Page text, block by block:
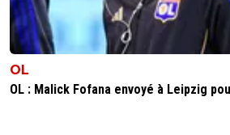
OL
OL : Malick Fofana envoyé à Leipzig